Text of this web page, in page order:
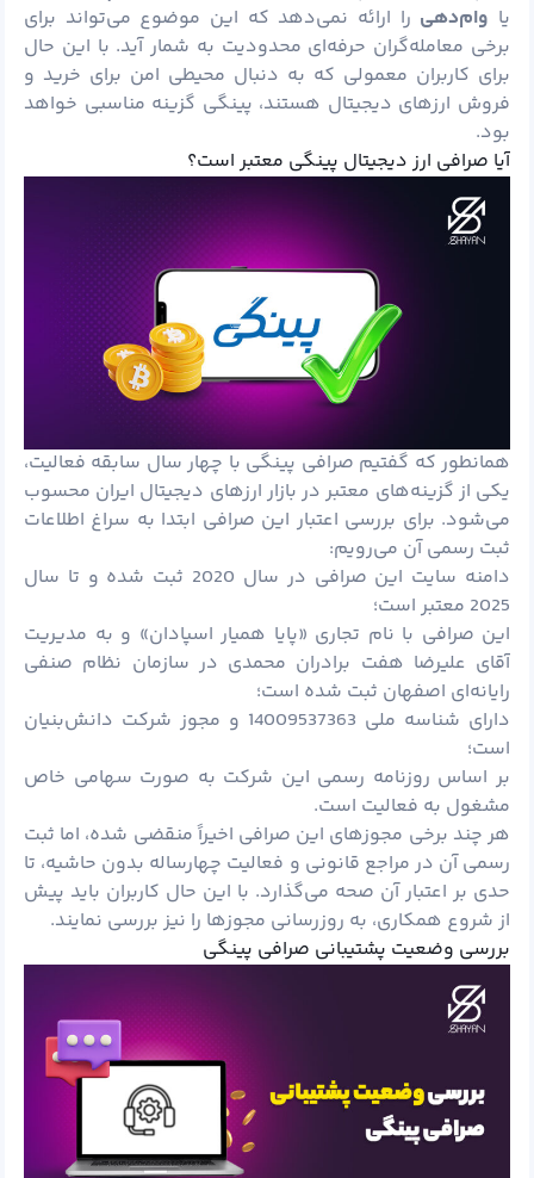
یا وام‌دهی را ارائه نمی‌دهد که این موضوع می‌تواند برای
برخی معامله‌گران حرفه‌ای محدودیت به شمار آید. با این حال
برای کاربران معمولی که به دنبال محیطی امن برای خرید و
فروش ارزهای دیجیتال هستند، پینگی گزینه مناسبی خواهد
بود.
آیا صرافی ارز دیجیتال پینگی معتبر است؟
همانطور که گفتیم صرافی پینگی با چهار سال سابقه فعالیت،
یکی از گزینه‌های معتبر در بازار ارزهای دیجیتال ایران محسوب
می‌شود. برای بررسی اعتبار این صرافی ابتدا به سراغ اطلاعات
ثبت رسمی آن می‌رویم:
دامنه سایت این صرافی در سال 2020 ثبت شده و تا سال
2025 معتبر است؛
این صرافی با نام تجاری «پایا همیار اسپادان» و به مدیریت
آقای علیرضا هفت برادران محمدی در سازمان نظام صنفی
رایانه‌ای اصفهان ثبت شده است؛
دارای شناسه ملی 14009537363 و مجوز شرکت دانش‌بنیان
است؛
بر اساس روزنامه رسمی این شرکت به صورت سهامی خاص
مشغول به فعالیت است.
هر چند برخی مجوزهای این صرافی اخیراً منقضی شده، اما ثبت
رسمی آن در مراجع قانونی و فعالیت چهارساله بدون حاشیه، تا
حدی بر اعتبار آن صحه می‌گذارد. با این حال کاربران باید پیش
از شروع همکاری، به روزرسانی مجوزها را نیز بررسی نمایند.
بررسی وضعیت پشتیبانی صرافی پینگی